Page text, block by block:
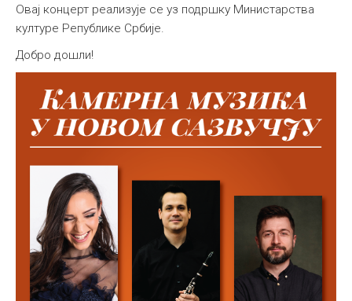
Овај концерт реализује се уз подршку Министарства
културе Републике Србије.
Добро дошли!